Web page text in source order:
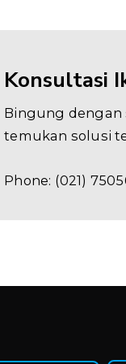
Konsultasi
Bingung dengan
temukan solusi
Phone: (021)